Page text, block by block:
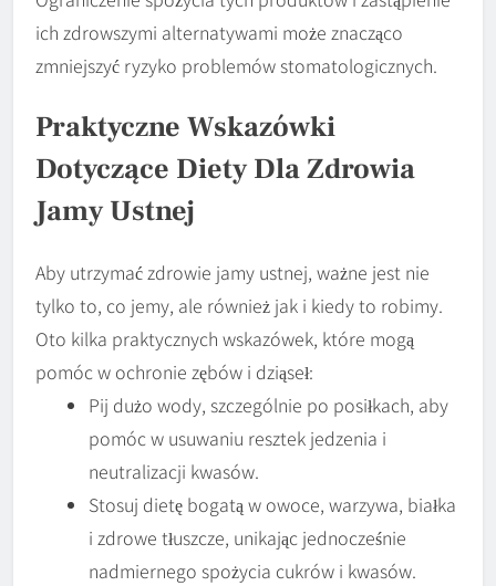
ich zdrowszymi alternatywami może znacząco
zmniejszyć ryzyko problemów stomatologicznych.
Praktyczne Wskazówki
Dotyczące Diety Dla Zdrowia
Jamy Ustnej
Aby utrzymać zdrowie jamy ustnej, ważne jest nie
tylko to, co jemy, ale również jak i kiedy to robimy.
Oto kilka praktycznych wskazówek, które mogą
pomóc w ochronie zębów i dziąseł:
Pij dużo wody, szczególnie po posiłkach, aby
pomóc w usuwaniu resztek jedzenia i
neutralizacji kwasów.
Stosuj dietę bogatą w owoce, warzywa, białka
i zdrowe tłuszcze, unikając jednocześnie
nadmiernego spożycia cukrów i kwasów.